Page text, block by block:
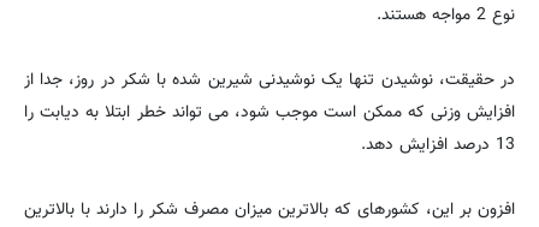
نوع 2 مواجه هستند.
در حقیقت، نوشیدن تنها یک نوشیدنی شیرین شده با شکر در روز، جدا از
افزایش وزنی که ممکن است موجب شود، می تواند خطر ابتلا به دیابت را
13 درصد افزایش دهد.
افزون بر این، کشورهای که بالاترین میزان مصرف شکر را دارند با بالاترین